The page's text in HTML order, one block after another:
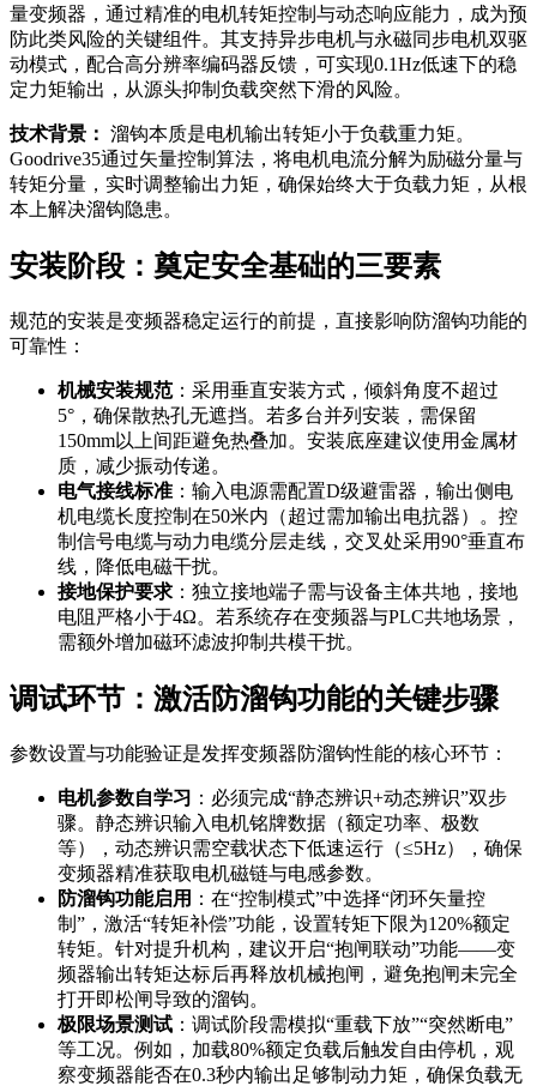
量变频器，通过精准的电机转矩控制与动态响应能力，成为预
防此类风险的关键组件。其支持异步电机与永磁同步电机双驱
动模式，配合高分辨率编码器反馈，可实现0.1Hz低速下的稳
定力矩输出，从源头抑制负载突然下滑的风险。
技术背景： 溜钩本质是电机输出转矩小于负载重力矩。
Goodrive35通过矢量控制算法，将电机电流分解为励磁分量与
转矩分量，实时调整输出力矩，确保始终大于负载力矩，从根
本上解决溜钩隐患。
安装阶段：奠定安全基础的三要素
规范的安装是变频器稳定运行的前提，直接影响防溜钩功能的
可靠性：
机械安装规范：采用垂直安装方式，倾斜角度不超过
5°，确保散热孔无遮挡。若多台并列安装，需保留
150mm以上间距避免热叠加。安装底座建议使用金属材
质，减少振动传递。
电气接线标准 ：输入电源需配置D级避雷器，输出侧电
机电缆长度控制在50米内（超过需加输出电抗器）。控
制信号电缆与动力电缆分层走线，交叉处采用90°垂直布
线，降低电磁干扰。
接地保护要求 ：独立接地端子需与设备主体共地，接地
电阻严格小于4Ω。若系统存在变频器与PLC共地场景，
需额外增加磁环滤波抑制共模干扰。
调试环节：激活防溜钩功能的关键步骤
参数设置与功能验证是发挥变频器防溜钩性能的核心环节：
电机参数自学习 ：必须完成“静态辨识+动态辨识”双步
骤。静态辨识输入电机铭牌数据（额定功率、极数
等），动态辨识需空载状态下低速运行（≤5Hz），确保
变频器精准获取电机磁链与电感参数。
防溜钩功能启用 ：在“控制模式”中选择“闭环矢量控
制”，激活“转矩补偿”功能，设置转矩下限为120%额定
转矩。针对提升机构，建议开启“抱闸联动”功能——变
频器输出转矩达标后再释放机械抱闸，避免抱闸未完全
打开即松闸导致的溜钩。
极限场景测试 ：调试阶段需模拟“重载下放”“突然断电”
等工况。例如，加载80%额定负载后触发自由停机，观
察变频器能否在0.3秒内输出足够制动力矩，确保负载无